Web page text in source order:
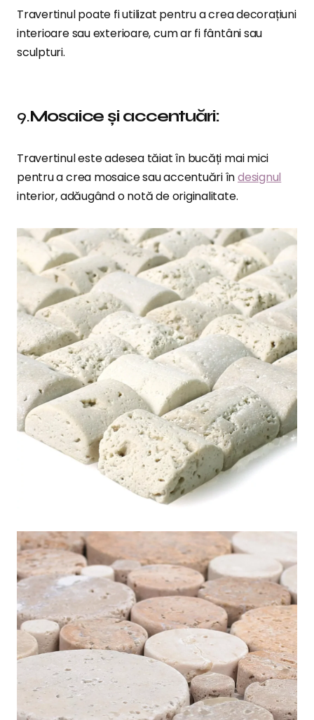
Travertinul poate fi utilizat pentru a crea decorațiuni
interioare sau exterioare, cum ar fi fântâni sau
sculpturi.
9.Mosaice și accentuări:
Travertinul este adesea tăiat în bucăți mai mici
pentru a crea mosaice sau accentuări îndesignul
interior, adăugând o notă de originalitate.